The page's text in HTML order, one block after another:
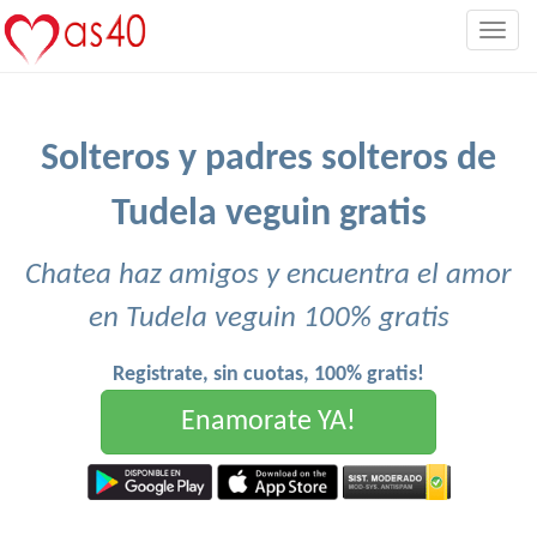
Solteros y padres solteros de
Tudela veguin gratis
Chatea haz amigos y encuentra el amor
en Tudela veguin 100% gratis
Registrate, sin cuotas, 100% gratis!
Enamorate YA!